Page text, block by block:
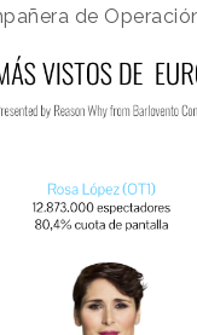
de